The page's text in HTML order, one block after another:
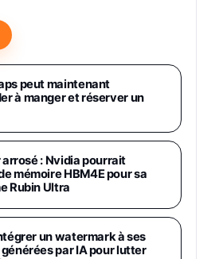
Miracle Ultra, Smartphone
Galaxy AI, 512 Go,
Rapide 25W Inclus,
Noir, Version FR
512 Go Bleu
(Vendeur Tiers)
256 Go Violet
(Vendeur Tiers)
peut maintenant
à manger et réserver un
arrosé : Nvidia pourrait
mémoire HBM4E pour sa
Rubin Ultra
un watermark à ses
par IA pour lutter